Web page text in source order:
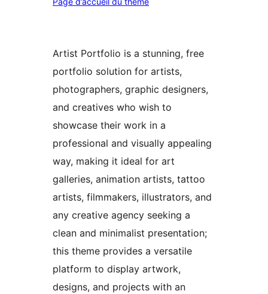
Artist Portfolio is a stunning, free
portfolio solution for artists,
photographers, graphic designers,
and creatives who wish to
showcase their work in a
professional and visually appealing
way, making it ideal for art
galleries, animation artists, tattoo
artists, filmmakers, illustrators, and
any creative agency seeking a
clean and minimalist presentation;
this theme provides a versatile
platform to display artwork,
designs, and projects with an